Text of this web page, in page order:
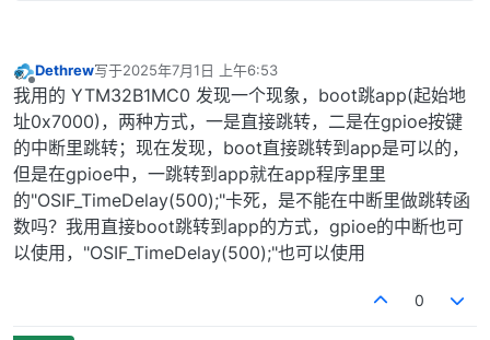
离线
Dethrew写于2025年7月1日 上午6:53
最后由 编辑
我用的 YTM32B1MC0 发现一个现象，boot跳app(起始地
址0x7000)，两种方式，一是直接跳转，二是在gpioe按键
的中断里跳转；现在发现，boot直接跳转到app是可以的，
但是在gpioe中，一跳转到app就在app程序里里
的"OSIF_TimeDelay(500);"卡死，是不能在中断里做跳转函
数吗？我用直接boot跳转到app的方式，gpioe的中断也可
以使用，"OSIF_TimeDelay(500);"也可以使用
0